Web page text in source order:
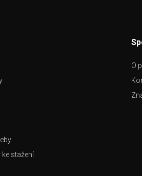
ke stažení
O